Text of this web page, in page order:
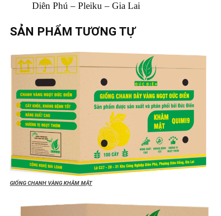
Diên Phú – Pleiku – Gia Lai
SẢN PHẨM TƯƠNG TỰ
GIỐNG CHANH VÀNG KHÂM MẬT